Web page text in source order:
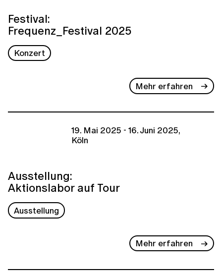
Festival:
Frequenz_Festival 2025
Konzert
Mehr erfahren
19. Mai 2025 - 16. Juni 2025,
Köln
Ausstellung:
Aktionslabor auf Tour
Ausstellung
Mehr erfahren